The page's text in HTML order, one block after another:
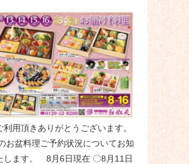
利用頂きありがとうございます。
お盆料理ご予約状況についてお知
します。 8月6日現在 〇8月11日